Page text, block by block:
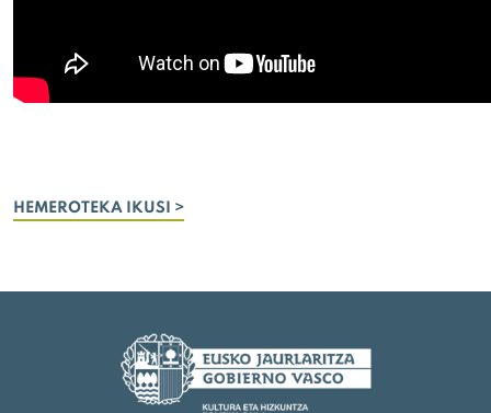
HEMEROTEKA IKUSI >